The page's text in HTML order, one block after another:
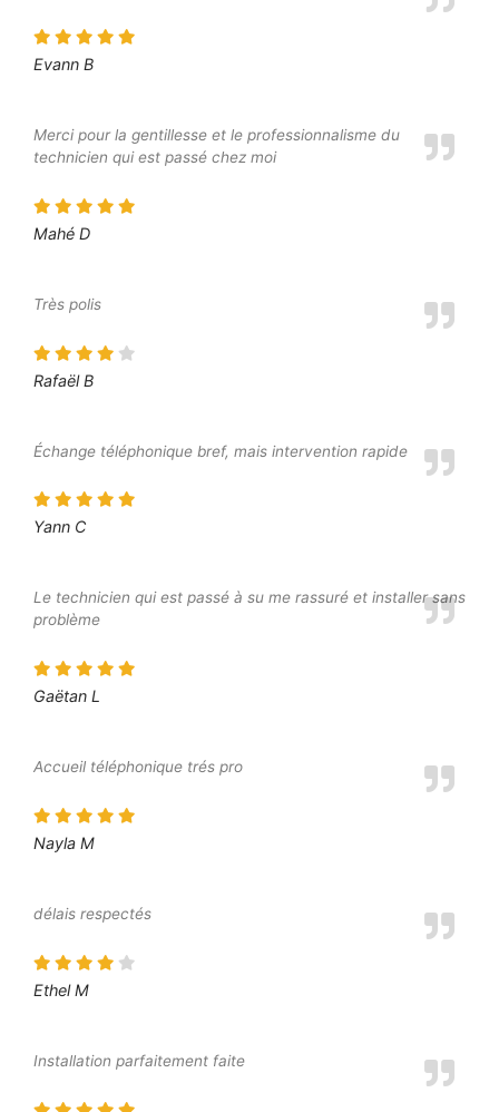
Evann B
Merci pour la gentillesse et le professionnalisme du
technicien qui est passé chez moi
Mahé D
Très polis
Rafaël B
Échange téléphonique bref, mais intervention rapide
Yann C
Le technicien qui est passé à su me rassuré et installer sans
problème
Gaëtan L
Accueil téléphonique trés pro
Nayla M
délais respectés
Ethel M
Installation parfaitement faite